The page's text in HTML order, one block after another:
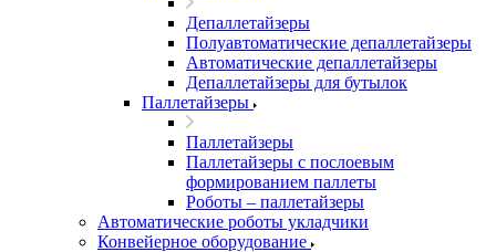
Депаллетайзеры
Полуавтоматические депаллетайзеры
Автоматические депаллетайзеры
Депаллетайзеры для бутылок
Паллетайзеры
Паллетайзеры
Паллетайзеры с послоевым
формированием паллеты
Роботы – паллетайзеры
Автоматические роботы укладчики
Конвейерное оборудование